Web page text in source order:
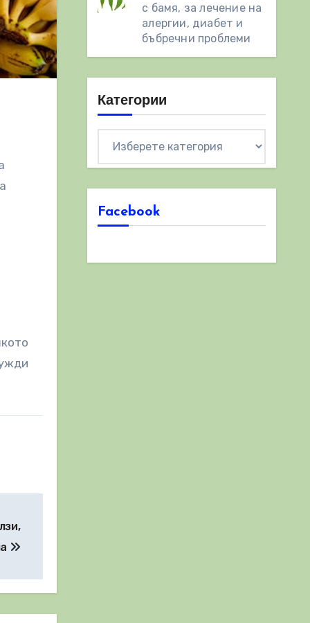
с бамя, за лечение на
алергии, диабет и
бъбречни проблеми
Категории
Facebook